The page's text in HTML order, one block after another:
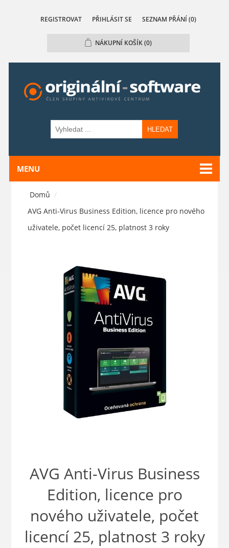
REGISTROVAT PŘIHLÁSIT SE SEZNAM PŘÁNÍ (0)
NÁKUPNÍ KOŠÍK(0)
HLEDAT
MENU
Domů /
AVG Anti-Virus Business Edition, licence pro nového
uživatele, počet licencí 25, platnost 3 roky
AVG Anti-Virus Business
Edition, licence pro
nového uživatele, počet
licencí 25, platnost 3 roky